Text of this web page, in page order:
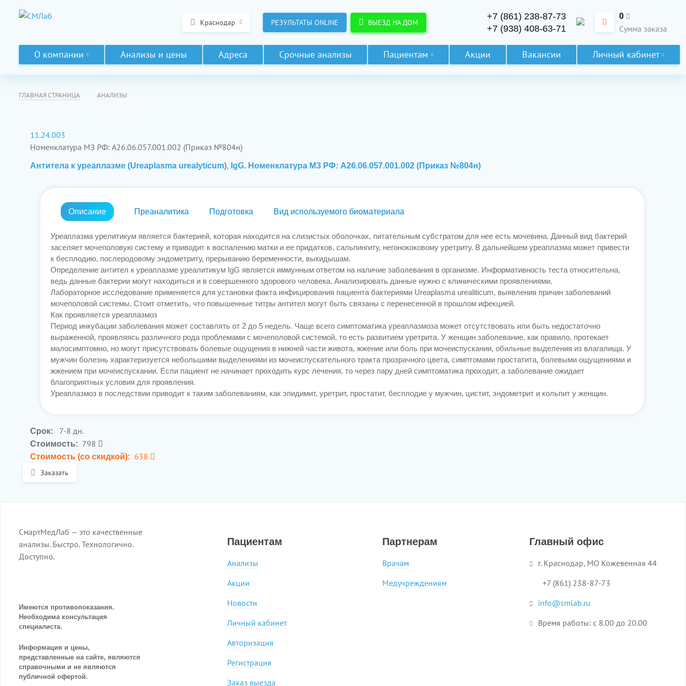
Краснодар РЕЗУЛЬТАТЫ ONLINE ВЫЕЗД НА ДОМ
+7 (861) 238-87-73
+7 (938) 408-63-71
0
Сумма заказа
О компании Анализы и цены Адреса Срочные анализы Пациентам Акции Вакансии Личный кабинет
ГЛАВНАЯ СТРАНИЦА АНАЛИЗЫ
11.24.003
Номенклатура МЗ РФ: A26.06.057.001.002 (Приказ №804н)
Антитела к уреаплазме (Ureaplasma urealyticum), IgG. Номенклатура МЗ РФ: A26.06.057.001.002 (Приказ №804н)
Описание Преаналитика Подготовка Вид используемого биоматериала
Уреаплазма урелитикум является бактерией, которая находится на слизистых оболочках, питательным субстратом для нее есть мочевина. Данный вид бактерий
заселяет мочеполовую систему и приводит к воспалению матки и ее придатков, сальпингиту, негонококовому уретриту. В дальнейшем уреаплазма может привести
к бесплодию, послеродовому эндометриту, прерыванию беременности, выкидышам.
Определение антител к уреаплазме уреалитикум IgG является иммунным ответом на наличие заболевания в организме. Информативность теста относительна,
ведь данные бактерии могут находиться и в совершенного здорового человека. Анализировать данные нужно с клиническими проявлениями.
Лабораторное исследование применяется для установки факта инфицирования пациента бактериями Ureaplasma urealiticum, выявления причин заболеваний
мочеполовой системы. Стоит отметить, что повышенные титры антител могут быть связаны с перенесенной в прошлом ифекцией.
Как проявляется уреаплазмоз
Период инкубации заболевания может составлять от 2 до 5 недель. Чаще всего симптоматика уреаплазмоза может отсутствовать или быть недостаточно
выраженной, проявляясь различного рода проблемами с мочеполовой системой, то есть развитием уретрита. У женщин заболевание, как правило, протекает
малосимптомно, но могут присутствовать болевые ощущения в нижней части живота, жжение или боль при мочеиспускании, обильные выделения из влагалища. У
мужчин болезнь характеризуется небольшими выделениями из мочеиспускательного тракта прозрачного цвета, симптомами простатита, болевыми ощущениями и
жжением при мочеиспускании. Если пациент не начинает проходить курс лечения, то через пару дней симптоматика проходит, а заболевание ожидает
благоприятных условия для проявления.
Уреаплазмоз в последствии приводит к таким заболеваниям, как эпидимит, уретрит, простатит, бесплодие у мужчин, цистит, эндометрит и кольпит у женщин.
Срок: 7-8 дн.
Стоимость: 798
Стоимость (со скидкой): 638
Заказать
СмартМедЛаб — это качественные
анализы. Быстро. Технологично.
Доступно.
Имеются противопоказания.
Необходима консультация
специалиста.
Информация и цены,
представленные на сайте, являются
справочными и не являются
публичной офертой.
Пациентам
Анализы
Акции
Новости
Личный кабинет
Авторизация
Регистрация
Заказ выезда
Партнерам
Врачам
Медучреждениям
Главный офис
г. Краснодар, МО Кожевенная 44
+7 (861) 238-87-73
info@smlab.ru
Время работы: с 8.00 до 20.00